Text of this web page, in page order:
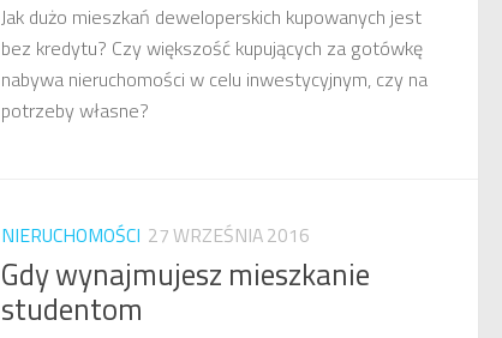
Jak dużo mieszkań deweloperskich kupowanych jest
bez kredytu? Czy większość kupujących za gotówkę
nabywa nieruchomości w celu inwestycyjnym, czy na
potrzeby własne?
NIERUCHOMOŚCI 27 WRZEŚNIA 2016
Gdy wynajmujesz mieszkanie
studentom